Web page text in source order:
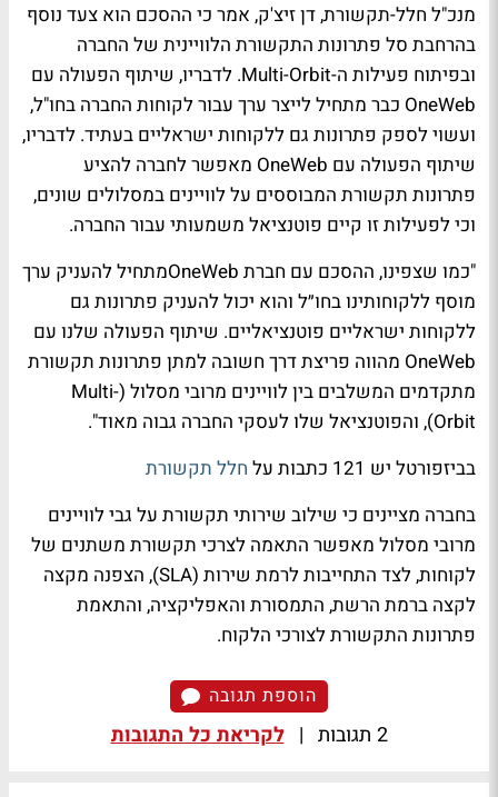
מנכ"ל חלל-תקשורת, דן זיצ'ק, אמר כי ההסכם הוא צעד נוסף
בהרחבת סל פתרונות התקשורת הלוויינית של החברה
ובפיתוח פעילות ה-Multi-Orbit. לדבריו, שיתוף הפעולה עם
OneWeb כבר מתחיל לייצר ערך עבור לקוחות החברה בחו"ל,
ועשוי לספק פתרונות גם ללקוחות ישראליים בעתיד. לדבריו,
שיתוף הפעולה עם OneWeb מאפשר לחברה להציע
פתרונות תקשורת המבוססים על לוויינים במסלולים שונים,
וכי לפעילות זו קיים פוטנציאל משמעותי עבור החברה.
"כמו שצפינו, ההסכם עם חברת OneWebמתחיל להעניק ערך
מוסף ללקוחותינו בחו״ל והוא יכול להעניק פתרונות גם
ללקוחות ישראליים פוטנציאליים. שיתוף הפעולה שלנו עם
OneWeb מהווה פריצת דרך חשובה למתן פתרונות תקשורת
מתקדמים המשלבים בין לוויינים מרובי מסלול (Multi-
Orbit), והפוטנציאל שלו לעסקי החברה גבוה מאוד".
בביזפורטל יש 121 כתבות על
חלל תקשורת
בחברה מציינים כי שילוב שירותי תקשורת על גבי לוויינים
מרובי מסלול מאפשר התאמה לצרכי תקשורת משתנים של
לקוחות, לצד התחייבות לרמת שירות (SLA), הצפנה מקצה
לקצה ברמת הרשת, התמסורת והאפליקציה, והתאמת
פתרונות התקשורת לצורכי הלקוח.
הוספת תגובה
2 תגובות | לקריאת כל התגובות